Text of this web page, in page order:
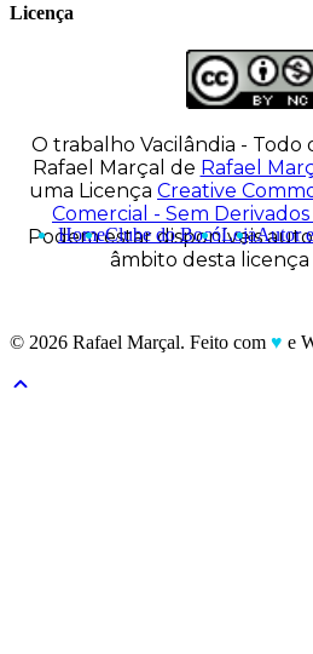
Licença
O trabalho Vacilândia -
Rafael Marçal de Rafael
uma Licença Creative
Comercial - Sem
Podem estar disponíveis
âmbito desta licença
HomeClube do BocóLojaAutor
© 2026 Rafael Marçal. Feito com ♥ e